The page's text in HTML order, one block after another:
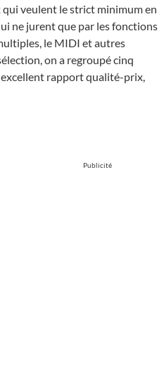
qui veulent le strict minimum en
ne jurent que par les fonctions
le MIDI et autres
on a regroupé cinq
rapport qualité-prix,
Publicité